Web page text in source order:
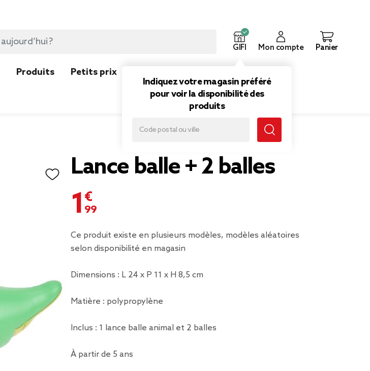
GIFI
Indiquez votre magasin préféré
pour voir la disponibilité des
produits
Mon compte Panier
Produits Petits prix
Lance balle + 2 balles
1,99 €
Ce produit existe en plusieurs modèles, modèles aléatoires
selon disponibilité en magasin
Dimensions : L 24 x P 11 x H 8,5 cm
Matière : polypropylène
Inclus : 1 lance balle animal et 2 balles
À partir de 5 ans